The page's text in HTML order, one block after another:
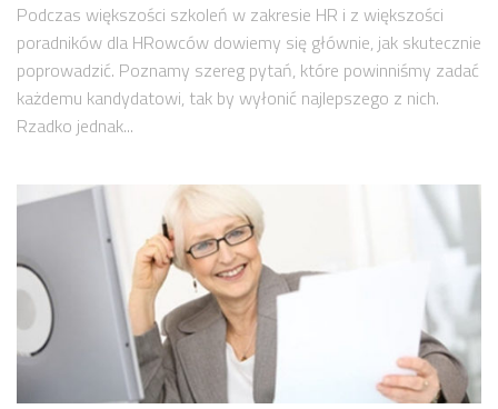
Podczas większości szkoleń w zakresie HR i z większości
poradników dla HRowców dowiemy się głównie, jak skutecznie
poprowadzić. Poznamy szereg pytań, które powinniśmy zadać
każdemu kandydatowi, tak by wyłonić najlepszego z nich.
Rzadko jednak...